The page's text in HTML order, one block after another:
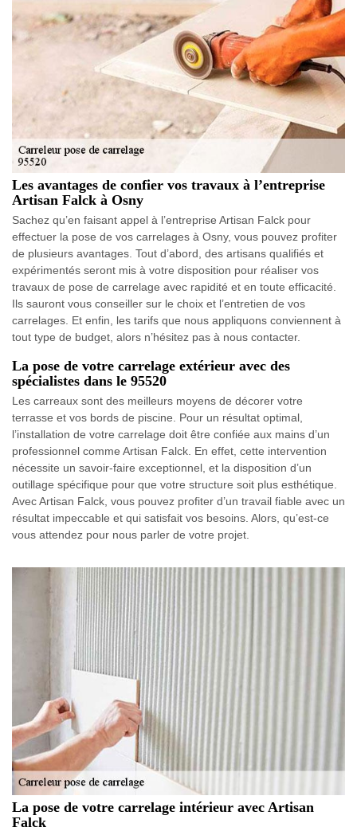
Les avantages de confier vos travaux à l’entreprise
Artisan Falck à Osny
Sachez qu’en faisant appel à l’entreprise Artisan Falck pour
effectuer la pose de vos carrelages à Osny, vous pouvez profiter
de plusieurs avantages. Tout d’abord, des artisans qualifiés et
expérimentés seront mis à votre disposition pour réaliser vos
travaux de pose de carrelage avec rapidité et en toute efficacité.
Ils sauront vous conseiller sur le choix et l’entretien de vos
carrelages. Et enfin, les tarifs que nous appliquons conviennent à
tout type de budget, alors n’hésitez pas à nous contacter.
La pose de votre carrelage extérieur avec des
spécialistes dans le 95520
Les carreaux sont des meilleurs moyens de décorer votre
terrasse et vos bords de piscine. Pour un résultat optimal,
l’installation de votre carrelage doit être confiée aux mains d’un
professionnel comme Artisan Falck. En effet, cette intervention
nécessite un savoir-faire exceptionnel, et la disposition d’un
outillage spécifique pour que votre structure soit plus esthétique.
Avec Artisan Falck, vous pouvez profiter d’un travail fiable avec un
résultat impeccable et qui satisfait vos besoins. Alors, qu’est-ce
vous attendez pour nous parler de votre projet.
La pose de votre carrelage intérieur avec Artisan
Falck